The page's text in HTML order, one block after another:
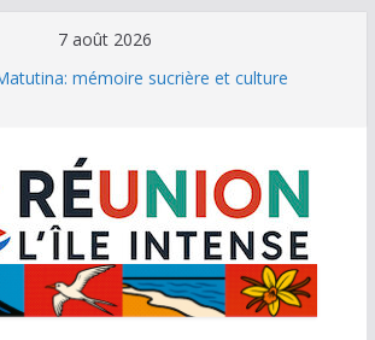
7 août 2026
mémoire sucrière et culture
de détente à l’Hôtel Iloha à Saint Leu
de La Réunion, emblème de l’île
du sel de Saint Leu: site culturel à